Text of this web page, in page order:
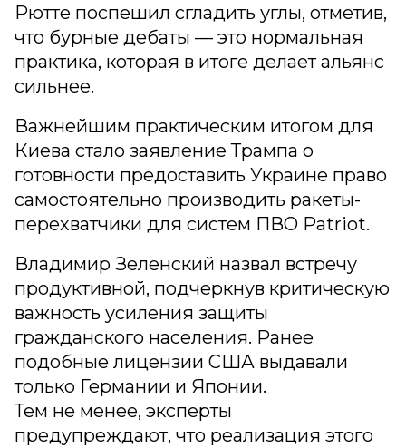
Рютте поспешил сгладить углы, отметив,
что бурные дебаты — это нормальная
практика, которая в итоге делает альянс
сильнее.
Важнейшим практическим итогом для
Киева стало заявление Трампа о
готовности предоставить Украине право
самостоятельно производить ракеты-
перехватчики для систем ПВО Patriot.
Владимир Зеленский назвал встречу
продуктивной, подчеркнув критическую
важность усиления защиты
гражданского населения. Ранее
подобные лицензии США выдавали
только Германии и Японии.
Тем не менее, эксперты
предупреждают, что реализация этого